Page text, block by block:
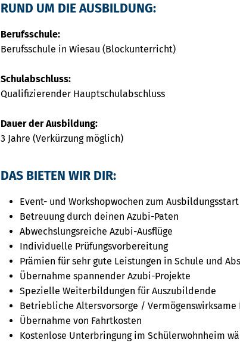
RUND UM DIE AUSBILDUNG:
Berufsschule:
Berufsschule in Wiesau (Blockunterricht)
Schulabschluss:
Qualifizierender Hauptschulabschluss
Dauer der Ausbildung:
3 Jahre (Verkürzung möglich)
DAS BIETEN WIR DIR:
Event- und Workshopwochen zum Ausbildungsstart
Betreuung durch deinen Azubi-Paten
Abwechslungsreiche Azubi-Ausflüge
Individuelle Prüfungsvorbereitung
Prämien für sehr gute Leistungen in Schule und
Übernahme spannender Azubi-Projekte
Spezielle Weiterbildungen für Auszubildende
Betriebliche Altersvorsorge / Vermögenswirksame
Übernahme von Fahrtkosten
Kostenlose Unterbringung im Schülerwohnheim